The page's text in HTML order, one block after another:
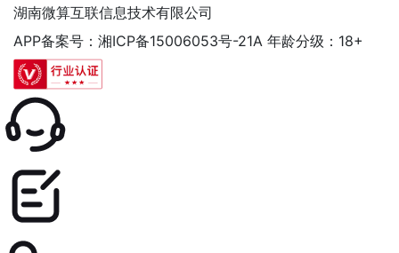
湖南微算互联信息技术有限公司
APP备案号：湘ICP备15006053号-21A 年龄分级：18+